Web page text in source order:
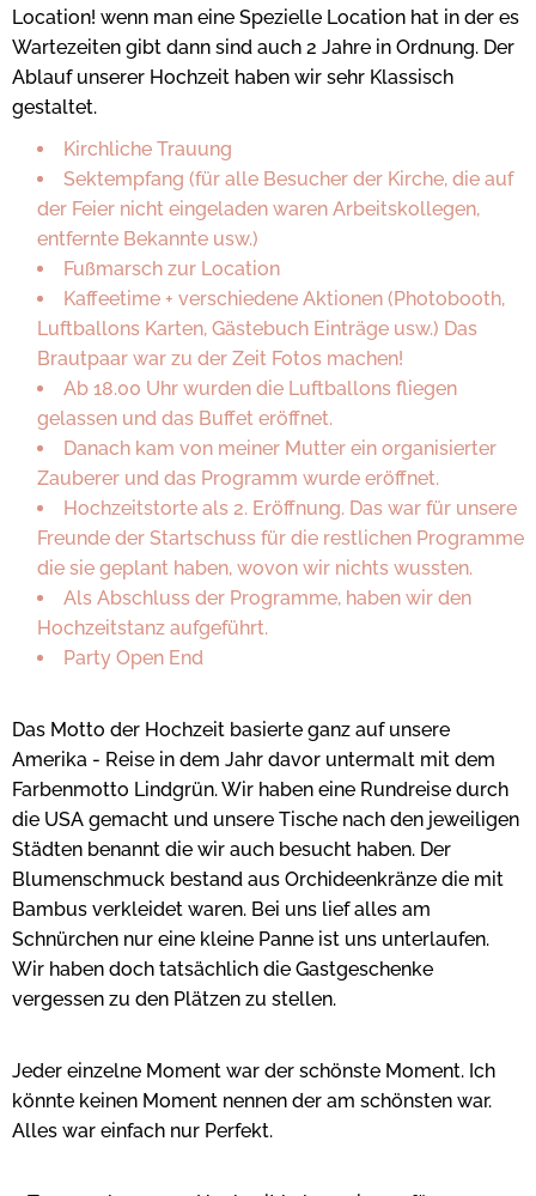
Location! wenn man eine Spezielle Location hat in der es
Wartezeiten gibt dann sind auch 2 Jahre in Ordnung. Der
Ablauf unserer Hochzeit haben wir sehr Klassisch
gestaltet.
Kirchliche Trauung
Sektempfang (für alle Besucher der Kirche, die auf
der Feier nicht eingeladen waren Arbeitskollegen,
entfernte Bekannte usw.)
Fußmarsch zur Location
Kaffeetime + verschiedene Aktionen (Photobooth,
Luftballons Karten, Gästebuch Einträge usw.) Das
Brautpaar war zu der Zeit Fotos machen!
Ab 18.00 Uhr wurden die Luftballons fliegen
gelassen und das Buffet eröffnet.
Danach kam von meiner Mutter ein organisierter
Zauberer und das Programm wurde eröffnet.
Hochzeitstorte als 2. Eröffnung. Das war für unsere
Freunde der Startschuss für die restlichen Programme
die sie geplant haben, wovon wir nichts wussten.
Als Abschluss der Programme, haben wir den
Hochzeitstanz aufgeführt.
Party Open End
Das Motto der Hochzeit basierte ganz auf unsere
Amerika - Reise in dem Jahr davor untermalt mit dem
Farbenmotto Lindgrün. Wir haben eine Rundreise durch
die USA gemacht und unsere Tische nach den jeweiligen
Städten benannt die wir auch besucht haben. Der
Blumenschmuck bestand aus Orchideenkränze die mit
Bambus verkleidet waren. Bei uns lief alles am
Schnürchen nur eine kleine Panne ist uns unterlaufen.
Wir haben doch tatsächlich die Gastgeschenke
vergessen zu den Plätzen zu stellen.
Jeder einzelne Moment war der schönste Moment. Ich
könnte keinen Moment nennen der am schönsten war.
Alles war einfach nur Perfekt.